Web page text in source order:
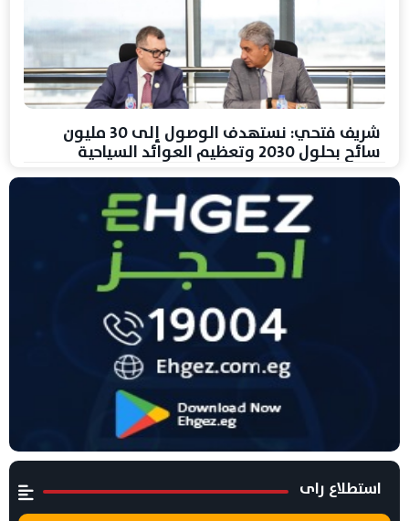
شريف فتحي: نستهدف الوصول إلى 30 مليون
سائح بحلول 2030 وتعظيم العوائد السياحية
استطلاع راى